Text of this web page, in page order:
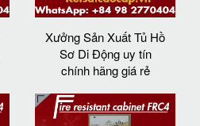
Xưởng Sản Xuất Tủ Hồ
Sơ Di Động uy tín
chính hãng giá rẻ